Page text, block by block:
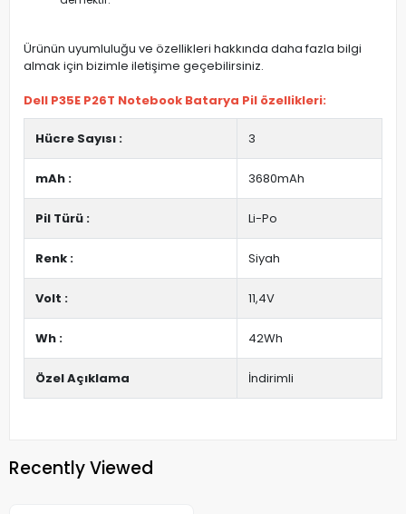
Ürünün uyumluluğu ve özellikleri hakkında daha fazla bilgi
almak için bizimle iletişime geçebilirsiniz.
Dell P35E P26T Notebook Batarya Pil özellikleri:
Hücre Sayısı : 3
mAh : 3680mAh
Pil Türü : Li-Po
Renk : Siyah
Volt : 11,4V
Wh : 42Wh
Özel Açıklama İndirimli
Recently Viewed